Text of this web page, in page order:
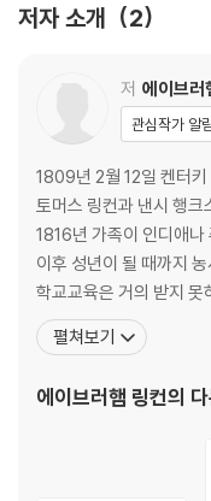
저자 소개 2
저 에이브러
관심작가 알
1809년 2월 12일 켄터키
토머스 링컨과 낸시 행크
1816년 가족이 인디애나
이후 성년이 될 때까지
학교교육은 거의 받지 못
부이다. 1831년 가족이
운티로 가지 않고, 혼자
랙호크 전쟁이 일어나자
펼쳐보기
에이브러햄 링컨의